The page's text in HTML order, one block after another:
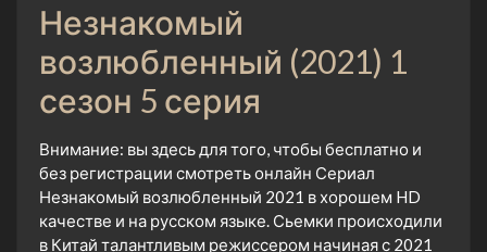
Незнакомый
возлюбленный (2021) 1
сезон 5 серия
Внимание: вы здесь для того, чтобы бесплатно и
без регистрации смотреть онлайн Сериал
Незнакомый возлюбленный 2021 в хорошем HD
качестве и на русском языке. Сьемки происходили
в Китай талантливым режиссером начиная с 2021